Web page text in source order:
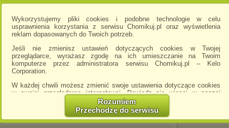
Wykorzystujemy pliki cookies i podobne technologie w celu
usprawnienia korzystania z serwisu Chomikuj.pl oraz wyświetlenia
reklam dopasowanych do Twoich potrzeb.
Jeśli nie zmienisz ustawień dotyczących cookies w Twojej
przeglądarce, wyrażasz zgodę na ich umieszczanie na Twoim
komputerze przez administratora serwisu Chomikuj.pl – Kelo
Corporation.
W każdej chwili możesz zmienić swoje ustawienia dotyczące cookies
w swojej przeglądarce internetowej. Dowiedz się więcej w naszej
http://chomikuj.pl/PolitykaPrywatnosci.aspx
Jednocześnie informujemy że zmiana ustawień przeglądarki może
spowodować ograniczenie korzystania ze strony Chomikuj.pl.
Rozumiem
Przechodzę do serwisu